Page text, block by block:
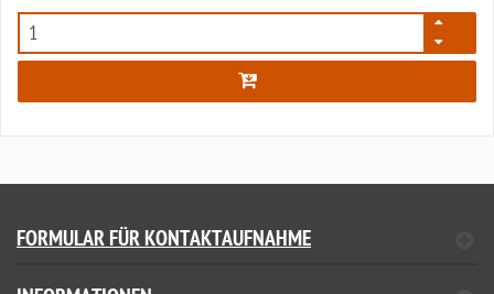
2182
FORMULAR FÜR KONTAKTAUFNAHME